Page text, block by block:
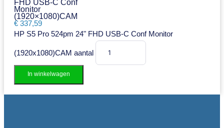
FHD USB-C Conf
Monitor
(1920×1080)CAM
€ 337,59
HP S5 Pro 524pm 24" FHD USB-C Conf Monitor
(1920x1080)CAM aantal
In winkelwagen